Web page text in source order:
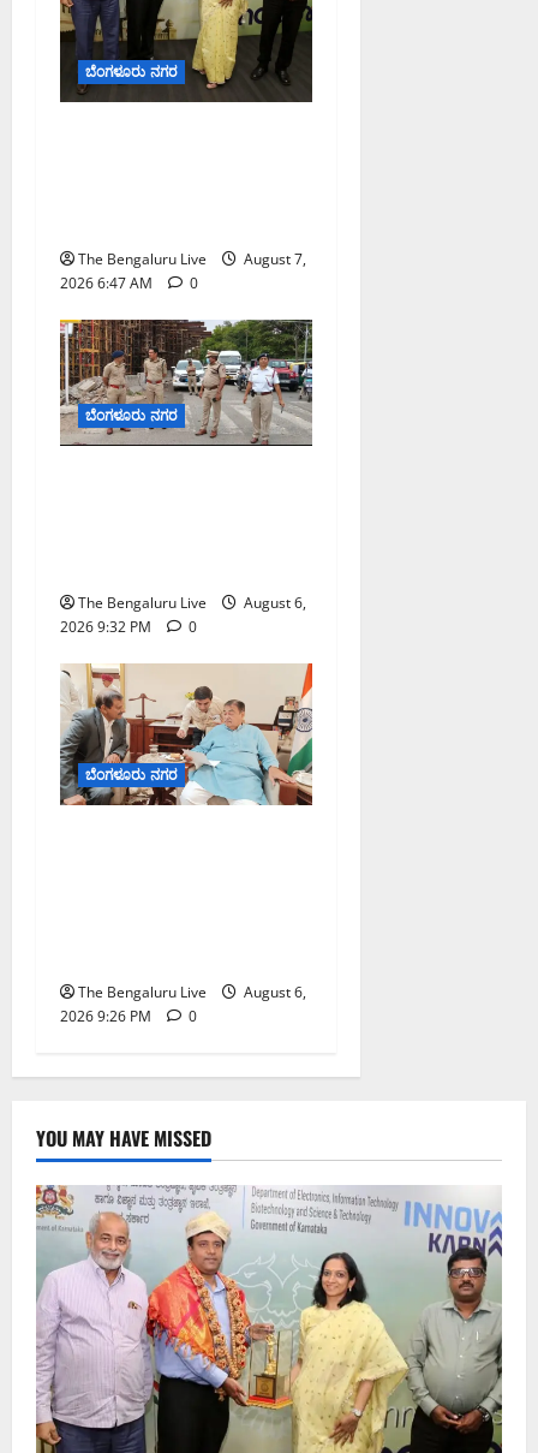
ಬೆಂಗಳೂರು ನಗರ
The Bengaluru Live
August 7,
2026 6:47 AM
0
ಬೆಂಗಳೂರು ನಗರ
The Bengaluru Live
August 6,
2026 9:32 PM
0
ಬೆಂಗಳೂರು ನಗರ
The Bengaluru Live
August 6,
2026 9:26 PM
0
YOU MAY HAVE MISSED